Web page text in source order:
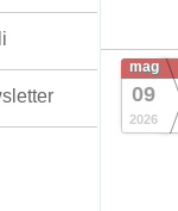
mag
09
2026